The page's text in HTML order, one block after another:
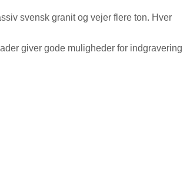
svensk granit og vejer flere ton. Hver
giver gode muligheder for indgravering